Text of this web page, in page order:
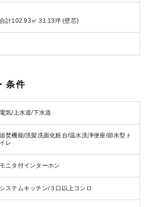
合計102.93㎡ 31.13坪 (壁芯)
条件
電気/上水道/下水道
追焚機能/洗髪洗面化粧台/温水洗浄便座/節水型ト
イレ
モニタ付インターホン
システムキッチン/３口以上コンロ